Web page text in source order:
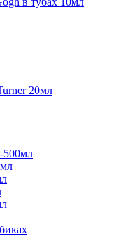
20мл
500мл